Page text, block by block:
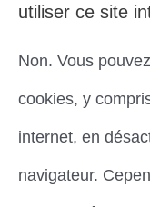
utiliser ce site
Non. Vous
cookies, y
internet, en
navigateur.